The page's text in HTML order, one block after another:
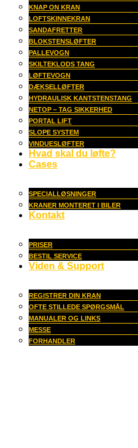
KNAP ON KRAN
LOFTSKINNEKRAN
SANDAFRETTER
BLOKSTENSLØFTER
PALLEVOGN
SKILTEKLODS TANG
LØFTEVOGN
DÆKSELLØFTER
HYDRAULISK KANTSTENSTANG
NETOP – TAG SIKKERHED
PORTAL LIFT
SLOPE SYSTEM
VINDUESLØFTER
Hvad skal du løfte?
Cases
SPECIALLØSNINGER
KRANER MONTERET I BILER
Kontakt
PRISER
BESTIL SERVICE
Viden & Support
REGISTRER DIN KRAN
OFTE STILLEDE SPØRGSMÅL
MANUALER OG LINKS
MESSE
FORHANDLER